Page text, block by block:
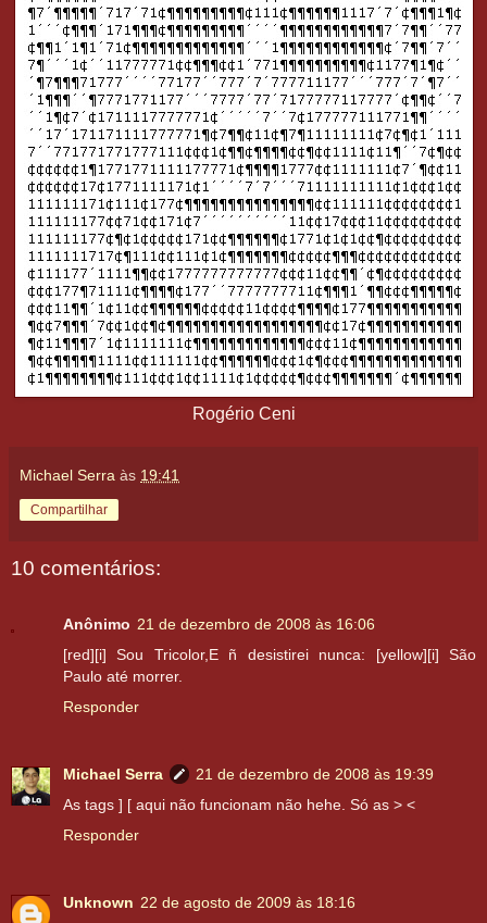
Rogério Ceni
Michael Serra às 19:41
Compartilhar
10 comentários:
Anônimo 21 de dezembro de 2008 às 16:06
[red][i] Sou Tricolor,E ñ desistirei nunca: [yellow][i] São
Paulo até morrer.
Responder
Michael Serra
21 de dezembro de 2008 às 19:39
As tags ] [ aqui não funcionam não hehe. Só as > <
Responder
Unknown 22 de agosto de 2009 às 18:16